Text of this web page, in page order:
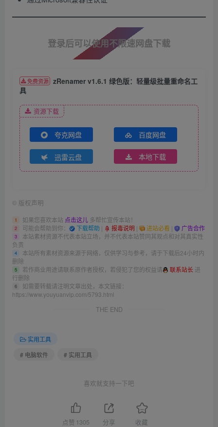
登录后可以使用不限速网盘下载
免费资源 zRenamer v1.6.1 绿色版：轻量级批量重命名工
具
资源下载
夸克网盘 百度网盘
迅雷云盘 本地下载
© 版权声明
1 如果您喜欢本站 点击这儿 多帮忙宣传本站！
2 可能会帮助到你： 下载帮助 | 报毒说明 | 进站必看 | 广告合作
3
本站素材资源不代表本站立场，并不代表本站赞同其观点和对其真实性
负责
4
本站所有素材资源来源于网络，仅供学习与参考，请于下载后24小时内
删除
5 若作商业用途请联系原作者授权，若侵犯了您的权益请 联系站长 进
行删除
6
如需要转载请注明文章出处，本文链接：
https://www.youyuanvip.com/5793.html
THE END
实用工具
# 电脑软件
# 实用工具
喜欢就支持一下吧
点赞 1305 分享 收藏